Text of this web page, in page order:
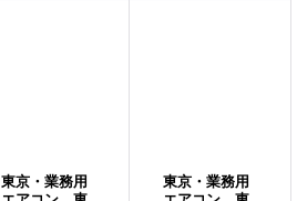
東京・業務用
東京・業務用